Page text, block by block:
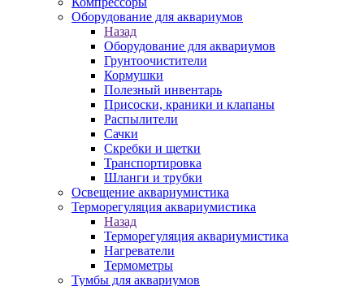
Оборудование для аквариумов
Назад
Оборудование для аквариумов
Грунтоочистители
Кормушки
Полезный инвентарь
Присоски, краники и клапаны
Распылители
Сачки
Скребки и щетки
Транспортировка
Шланги и трубки
Освещение аквариумистика
Терморегуляция аквариумистика
Назад
Терморегуляция аквариумистика
Нагреватели
Термометры
Тумбы для аквариумов